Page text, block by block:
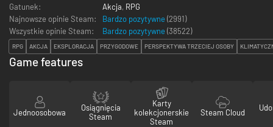
Gatunek:
Akcja, RPG
Najnowsze opinie Steam:
Bardzo pozytywne (2991)
Wszystkie opinie Steam:
Bardzo pozytywne (38522)
RPG AKCJA EKSPLORACJA PRZYGODOWE PERSPEKTYWA TRZECIEJ OSOBY
Game features
Jednoosobowa
Osiągnięcia
Steam
Karty
kolekcjonerskie
Steam
Steam Cloud